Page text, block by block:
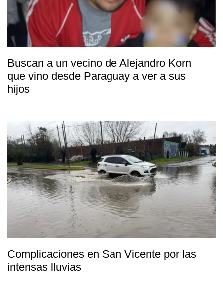
Buscan a un vecino de Alejandro Korn
que vino desde Paraguay a ver a sus
hijos
Complicaciones en San Vicente por las
intensas lluvias